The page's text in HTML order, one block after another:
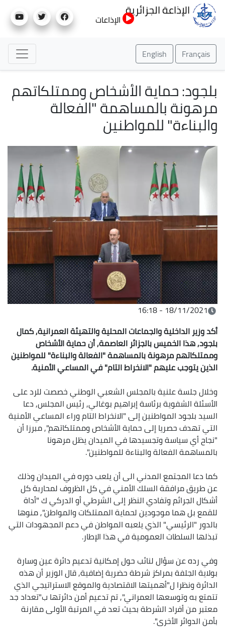
إلى
الإذاعة الجزائرية
الإذاعات
Français
English
بلجود: حماية الأشخاص وممتلكاتهم
مرهونة بالمساهمة "الفعالة
والبناءة" للمواطنين
18/11/2021 - 16:18
أكد وزير الداخلية والجماعات المحلية والتهيئة العمرانية, كمال
بلجود, هذا الخميس بالجزائر العاصمة, أن حماية الأشخاص
وممتلكاتهم مرهونة بالمساهمة "الفعالة والبناءة" للمواطنين
الذين يتوجب عليهم "الانخراط التام" في المساعي الأمنية.
وخلال جلسة علنية بالمجلس الشعبي الوطني خصصت للرد على
الأسئلة الشفوية برئاسة إبراهيم بوغالي, رئيس المجلس, دعا
السيد بلجود المواطنين إلى "الانخراط التام وراء المساعي الأمنية
التي تهدف حصريا إلى حماية الأشخاص وممتلكاتهم", مبرزا أن
"نجاح أي سياسة وتجسيدها في الميدان يظل مرهونا
بالمساهمة الفعالة والبناءة للمواطنين".
كما دعا المجتمع المدني الى أن يلعب دوره في الميدان وذلك
عن طريق مرافقة السلك الأمني في كل الظروف لمحاربة كل
أشكال الجرائم وتفادي النظر إلى الشرطي أو الدركي ك "أداة
للقمع بل هما موجودين لحماية الممتلكات والمواطن", منوها
بالدور "الرئيسي" الذي يلعبه المواطن في دعم المجهودات التي
تبذلها السلطات العمومية في هذا الإطار.
وفي رده عن سؤال لنائب حول إمكانية تدعيم دائرة عين وسارة
بولاية الجلفة بمراكز شرطة حضرية إضافية, قال الوزير أن هذه
الدائرة ونظرا ل"أهميتها الاقتصادية والموقع الاستراتيجي الذي
تتمتع به وتوسعها العمراني", تم تدعيم أمن دائرتها ب"تعداد جد
معتبر من أفراد الشرطة بحيث تعد في المرتبة الأولى مقارنة
بأمن الدوائر الأخرى".